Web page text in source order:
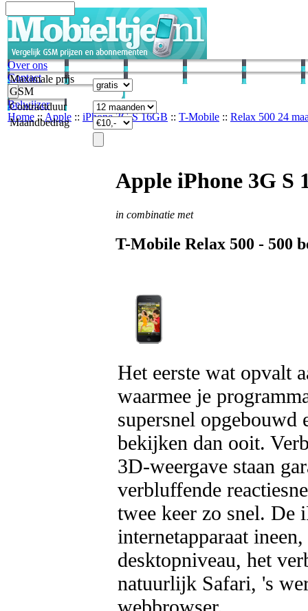
Over ons
Contact
Belwijzer
Home :: Apple :: iPhone 3G S 16GB :: T-Mobile :: Relax 500 24
Maximale prijs
GSM
Contractduur
Maandbedrag
Apple iPhone 3G S
in combinatie met
T-Mobile Relax 500 - 500
Het eerste wat opvalt
waarmee je
supersnel
bekijken dan ooit.
3D-weergave staan
verbluffende
twee keer zo snel. De
internetapparaat
desktopniveau, het
natuurlijk Safari, 's
webbrowser.